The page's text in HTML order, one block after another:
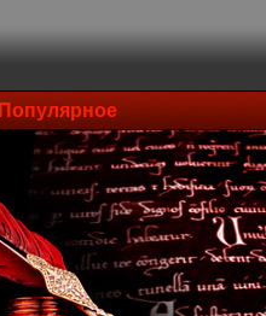
Популярное